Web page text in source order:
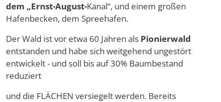
dem „Ernst-August-Kanal“, und einem großen
Hafenbecken, dem Spreehafen.
Der Wald ist vor etwa 60 Jahren als Pionierwald
entstanden und habe sich weitgehend ungestört
entwickelt - und soll bis auf 30% Baumbestand
reduziert
und die FLÄCHEN versiegelt werden. Bereits